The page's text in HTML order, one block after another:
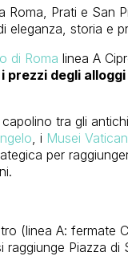
Roma, Prati e San
storia e
di Roma linea A
i prezzi degli
tra gli
, i Musei
per
(linea A: fermate
Piazza